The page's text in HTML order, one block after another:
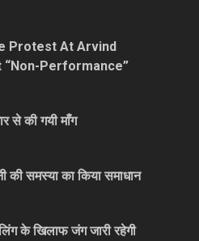
Protest At Arvind
“Non-Performance”
से की गयी माँग
की समस्या का किया समाधान
के खिलाफ जंग जारी रहेगी